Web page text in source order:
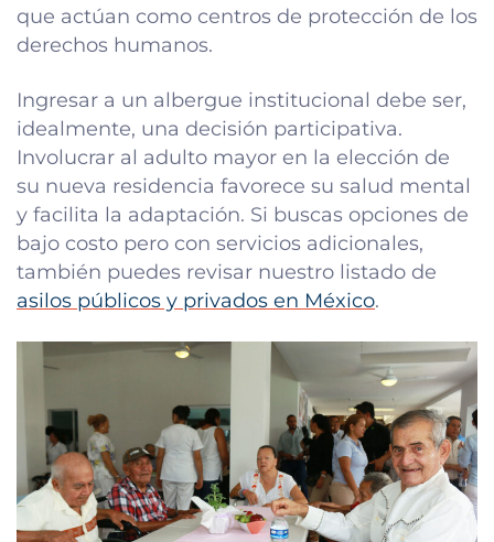
que actúan como centros de protección de los
derechos humanos.
Ingresar a un albergue institucional debe ser,
idealmente, una decisión participativa.
Involucrar al adulto mayor en la elección de
su nueva residencia favorece su salud mental
y facilita la adaptación. Si buscas opciones de
bajo costo pero con servicios adicionales,
también puedes revisar nuestro listado de
asilos públicos y privados en México.